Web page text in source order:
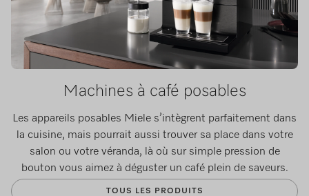
Machines à café posables
Les appareils posables Miele s’intègrent parfaitement dans
la cuisine, mais pourrait aussi trouver sa place dans votre
salon ou votre véranda, là où sur simple pression de
bouton vous aimez à déguster un café plein de saveurs.
TOUS LES PRODUITS